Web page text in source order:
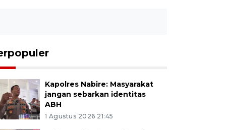
Kapolres Nabire: Masyarakat
jangan sebarkan identitas
ABH
1 Agustus 2026 21:45